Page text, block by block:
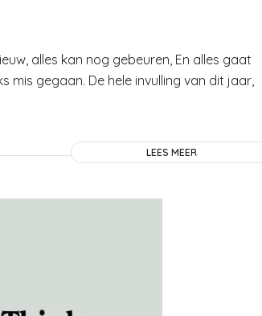
alles kan nog gebeuren, En alles gaat
mis gegaan. De hele invulling van dit jaar,
LEES MEER